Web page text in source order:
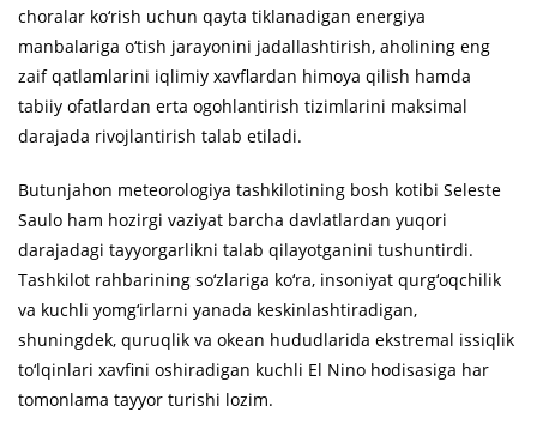
choralar ko‘rish uchun qayta tiklanadigan energiya
manbalariga o‘tish jarayonini jadallashtirish, aholining eng
zaif qatlamlarini iqlimiy xavflardan himoya qilish hamda
tabiiy ofatlardan erta ogohlantirish tizimlarini maksimal
darajada rivojlantirish talab etiladi.
Butunjahon meteorologiya tashkilotining bosh kotibi Seleste
Saulo ham hozirgi vaziyat barcha davlatlardan yuqori
darajadagi tayyorgarlikni talab qilayotganini tushuntirdi.
Tashkilot rahbarining so‘zlariga ko‘ra, insoniyat qurg‘oqchilik
va kuchli yomg‘irlarni yanada keskinlashtiradigan,
shuningdek, quruqlik va okean hududlarida ekstremal issiqlik
to‘lqinlari xavfini oshiradigan kuchli El Nino hodisasiga har
tomonlama tayyor turishi lozim.